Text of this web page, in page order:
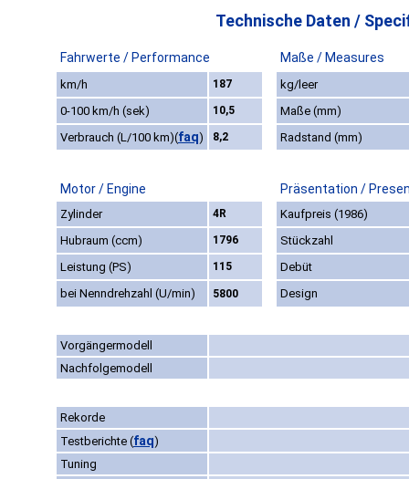
Technische Daten /
Fahrwerte / Performance Maße / Measures
km/h 187
kg/leer
0-100 km/h (sek)
10,5
Maße (mm)
Verbrauch (L/100 km)(faq) 8,2 Radstand (mm)
Motor / Engine Präsentation /
Zylinder 4R
Kaufpreis (1986)
Hubraum (ccm)
1796
Stückzahl
Leistung (PS)
115
Debüt
bei Nenndrehzahl (U/min)
5800 Design
Vorgängermodell
Nachfolgemodell
Rekorde
Testberichte (faq)
Tuning